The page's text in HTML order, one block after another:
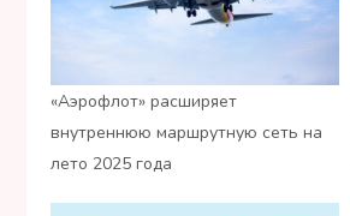
«Аэрофлот» расширяет
внутреннюю маршрутную сеть на
лето 2025 года